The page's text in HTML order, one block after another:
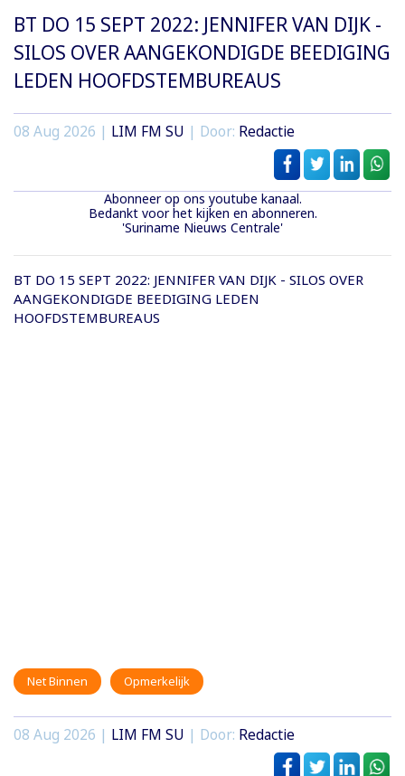
BT DO 15 SEPT 2022: JENNIFER VAN DIJK -
SILOS OVER AANGEKONDIGDE BEEDIGING
LEDEN HOOFDSTEMBUREAUS
08 Aug 2026 | LIM FM SU | Door: Redactie
Abonneer op ons youtube kanaal.
Bedankt voor het kijken en abonneren.
'Suriname Nieuws Centrale'
BT DO 15 SEPT 2022: JENNIFER VAN DIJK - SILOS OVER
AANGEKONDIGDE BEEDIGING LEDEN
HOOFDSTEMBUREAUS
Net Binnen Opmerkelijk
08 Aug 2026 | LIM FM SU | Door: Redactie